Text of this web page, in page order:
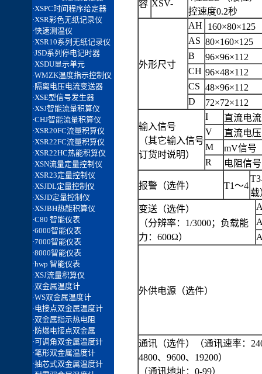
容 XSV-
控速度0.2秒
外形尺寸
AH
AS 80×160×125
B
96×96×112
CH 96×48×112
CS 48×96×112
D
72×72×112
输入信号
（其它输入信号
订货时说明）
I
直流电
V
直流电
M
mV信号
R
电阻信
报警（选件） T1～4
载
变送（选件）
（分辨率：1/3000；负载能
力：600Ω）
外供电源（选件）
通讯（选件）（通讯速率：
4800、9600、19200）
（通讯地址：0-99）